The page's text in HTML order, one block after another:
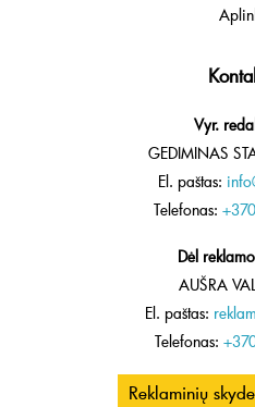
Vyr.
GEDIMINAS
El. paštas:
Telefonas:
Dėl
AUŠRA
El. paštas:
Telefonas:
Reklaminių